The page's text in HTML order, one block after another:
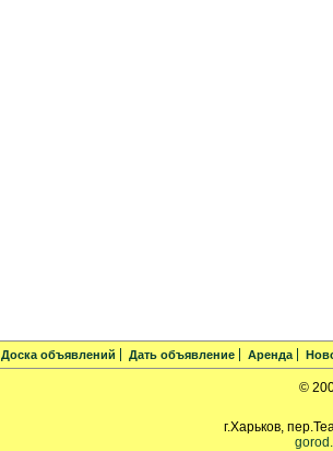
Доска объявлений Дать объявление Аренда
©
г.Харьков,